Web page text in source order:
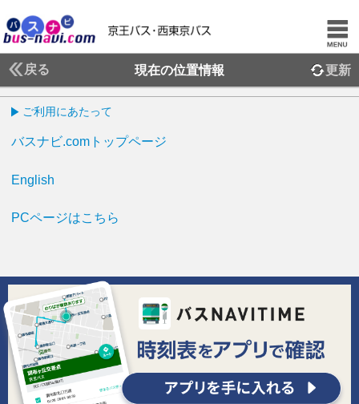
戻る 現在の位置情報 更新
ご利用にあたって
バスナビ.comトップページ
English
PCページはこちら